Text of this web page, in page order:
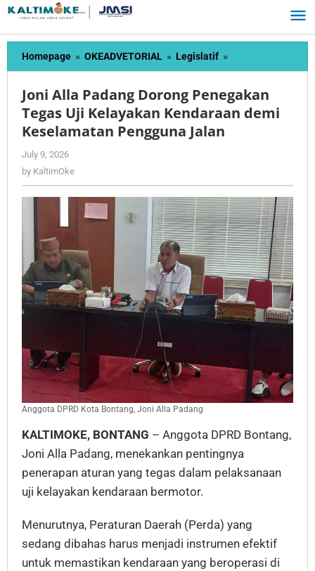
Skip
content
Homepage » OKEADVETORIAL » Legislatif »
Alla
Dorong
Penegakan
demi
Keselamatan
Pengguna
Jalan
Joni Alla Padang Dorong Penegakan
Tegas Uji Kelayakan Kendaraan demi
Keselamatan Pengguna Jalan
July 9, 2026
by KaltimOke
Anggota DPRD Kota Bontang, Joni Alla Padang
KALTIMOKE, BONTANG – Anggota DPRD Bontang,
Joni Alla Padang, menekankan pentingnya
penerapan aturan yang tegas dalam pelaksanaan
uji kelayakan kendaraan bermotor.
Menurutnya, Peraturan Daerah (Perda) yang
sedang dibahas harus menjadi instrumen efektif
untuk memastikan kendaraan yang beroperasi di